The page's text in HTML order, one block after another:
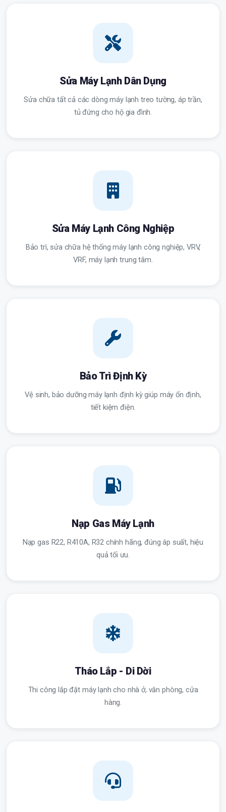
Sửa Máy Lạnh Dân Dụng
Sửa chữa tất cả các dòng máy lạnh treo tường, áp trần,
tủ đứng cho hộ gia đình.
Sửa Máy Lạnh Công Nghiệp
Bảo trì, sửa chữa hệ thống máy lạnh công nghiệp, VRV,
VRF, máy lạnh trung tâm.
Bảo Trì Định Kỳ
Vệ sinh, bảo dưỡng máy lạnh định kỳ giúp máy ổn định,
tiết kiệm điện.
Nạp Gas Máy Lạnh
Nạp gas R22, R410A, R32 chính hãng, đúng áp suất, hiệu
quả tối ưu.
Tháo Lắp - Di Dời
Thi công lắp đặt máy lạnh cho nhà ở, văn phòng, cửa
hàng.